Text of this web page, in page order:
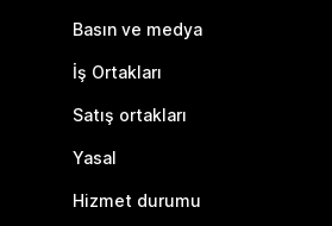
Basın ve medya
İş Ortakları
Satış ortakları
Yasal
Hizmet durumu